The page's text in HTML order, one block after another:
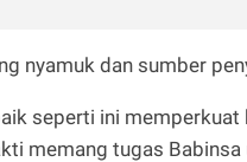
nyamuk dan sumber
seperti ini
memang tugas